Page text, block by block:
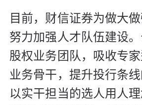
目前，财信证券为做大做
努力加强人才队伍建设
股权业务团队，吸收专
业务骨干，提升投行条线
以实干担当的选人用人